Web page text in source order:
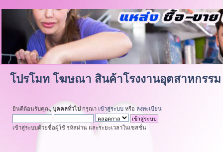
โปรโมท โฆษณา สินค้าโรงงานอุตสาหกรรม
ยินดีต้อนรับคุณ,บุคคลทั่วไปกรุณา เข้าสู่ระบบ หรือ ลงทะเบียน
เข้าสู่ระบบด้วยชื่อผู้ใช้ รหัสผ่าน และระยะเวลาในเซสชั่น